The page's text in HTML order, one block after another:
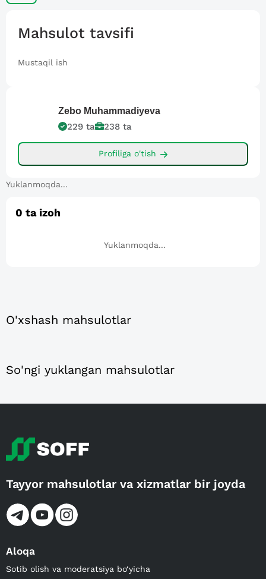
Mahsulot tavsifi
Mustaqil ish
Zebo Muhammadiyeva
229 ta 238 ta
Profiliga o'tish
Yuklanmoqda...
0 ta izoh
Yuklanmoqda...
O'xshash mahsulotlar
So'ngi yuklangan mahsulotlar
Tayyor mahsulotlar va xizmatlar bir joyda
Aloqa
Sotib olish va moderatsiya bo‘yicha